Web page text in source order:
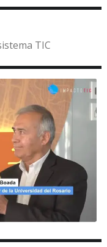
TIC